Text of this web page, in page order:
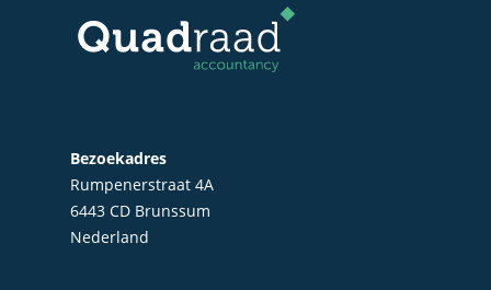
Bezoekadres
Rumpenerstraat 4A
6443 CD Brunssum
Nederland